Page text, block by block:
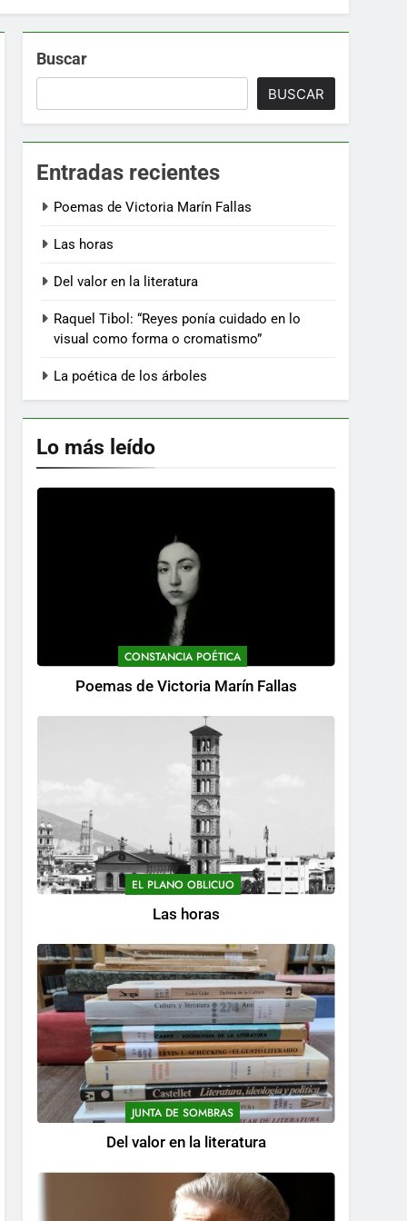
Buscar
BUSCAR
Entradas recientes
Poemas de Victoria Marín Fallas
Las horas
Del valor en la literatura
Raquel Tibol: “Reyes ponía cuidado en lo
visual como forma o cromatismo”
La poética de los árboles
Lo más leído
CONSTANCIA POÉTICA
Poemas de Victoria Marín Fallas
EL PLANO OBLICUO
Las horas
JUNTA DE SOMBRAS
Del valor en la literatura